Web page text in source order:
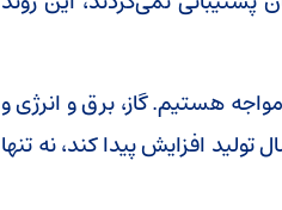
هستیم. گاز، برق و انرژی و
افزایش پیدا کند، نه تنها